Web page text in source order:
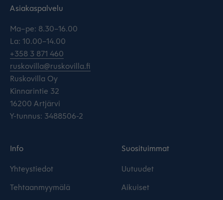
Asiakaspalvelu
Ma–pe: 8.30–16.00
La: 10.00–14.00
+358 3 871 460
ruskovilla@ruskovilla.fi
Ruskovilla Oy
Kinnarintie 32
16200 Artjärvi
Y-tunnus: 3488506-2
Info
Yhteystiedot
Tehtaanmyymälä
Suosituimmat
Uutuudet
Aikuiset